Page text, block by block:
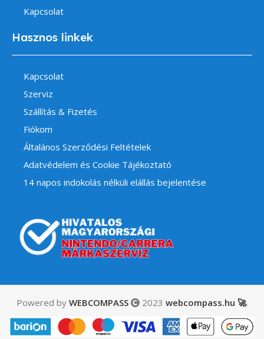
Kapcsolat
Hasznos linkek
Kapcsolat
Szerviz
Szállítás & Fizetés
Fiókom
Általános Szerződési Feltételek
Adatvédelem és Cookie Tájékoztató
14 napos indokolás nélküli elállás bejelentése
Powered by WEBCOMPASS 2023 webcompass.hu 🚀.